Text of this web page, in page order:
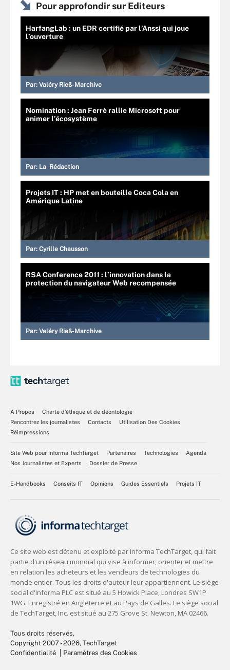
Pour approfondir sur Editeurs
HarfangLab : un EDR certifié par l’Anssi qui joue
l’ouverture
Par: Valéry Rieß-Marchive
Nomination : Jean Ferrè rallie Microsoft pour
animer l’écosystème
Par: La Rédaction
Projets IT : HP met en bouteille Coca Cola en
Amérique Latine
Par: Cyrille Chausson
RSA Conference 2011 : l’innovation dans la
protection du navigateur Web recompensée
Par: Valéry Rieß-Marchive
À Propos
Charte d’éthique et de déontologie
Rencontrez les journalistes
Contacts
Utilisation Des Cookies
Réimpressions
Site Web pour Informa TechTarget Partenaires Technologies
Agenda
Nos Journalistes et Experts
Dossier de Presse
E-Handbooks Conseils IT Opinions Guides Essentiels Projets IT
Tous droits réservés,
Copyright 2007 - 2026, TechTarget
Confidentialité
Paramètres des Cookies